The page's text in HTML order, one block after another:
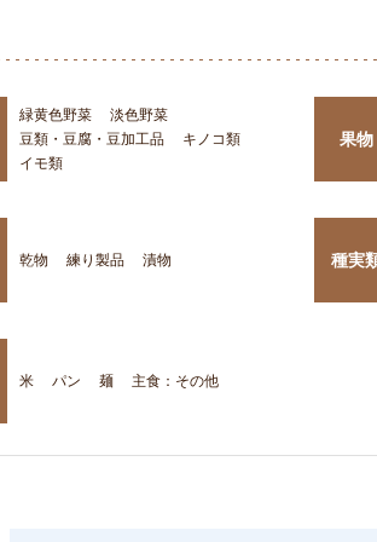
緑黄色野菜
淡色野菜
豆類・豆腐・豆加工品
キノコ類
イモ類
果物
乾物 練り製品 漬物 種実
米 パン 麺 主食：その他